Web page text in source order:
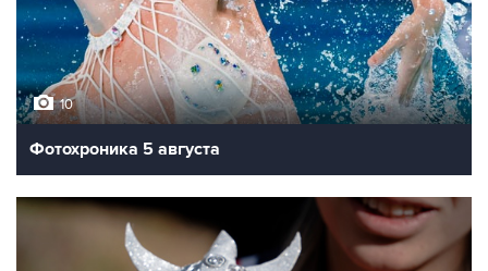
10
Фотохроника 5 августа